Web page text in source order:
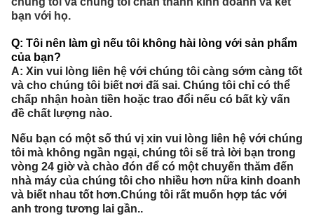
bạn với họ.
Q: Tôi nên làm gì nếu tôi không hài lòng với sản phẩm
của bạn?
A: Xin vui lòng liên hệ với chúng tôi càng sớm càng tốt
và cho chúng tôi biết nơi đã sai. Chúng tôi chỉ có thể
chấp nhận hoàn tiền hoặc trao đổi nếu có bất kỳ vấn
đề chất lượng nào.
Nếu bạn có một số thú vị xin vui lòng liên hệ với chúng
tôi mà không ngần ngại, chúng tôi sẽ trả lời bạn trong
vòng 24 giờ và chào đón để có một chuyến thăm đến
nhà máy của chúng tôi cho nhiều hơn nữa kinh doanh
và biết nhau tốt hơn.Chúng tôi rất muốn hợp tác với
anh trong tương lai gần..